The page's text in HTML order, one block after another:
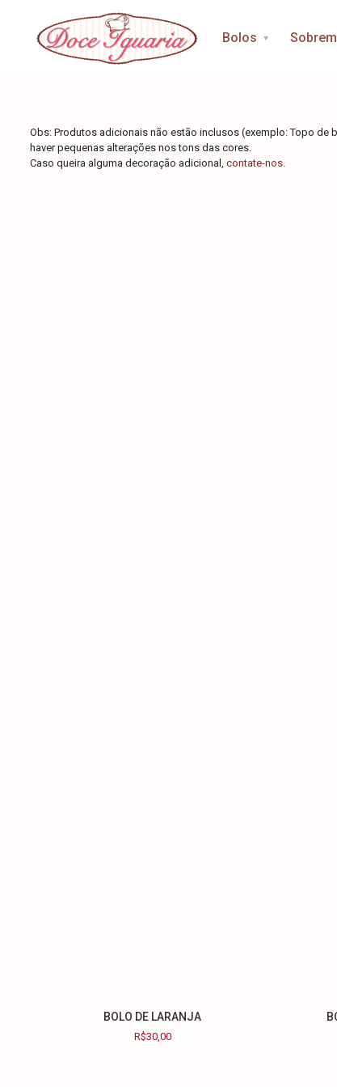
Bolos
/Bolos/ BOLO DE CHOCOLATE
Obs: Produtos adicionais não estão inclusos (exemplo: Topo de
haver pequenas alterações nos tons das cores.
Caso queira alguma decoração adicional, contate-nos
BOLO DE LARANJA
R$30,00